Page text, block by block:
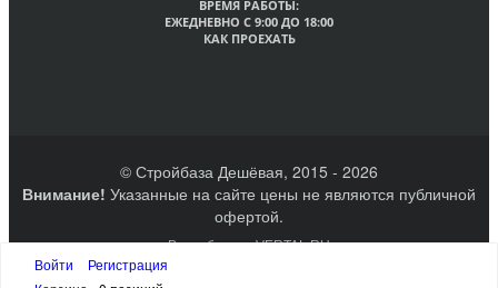
ВРЕМЯ РАБОТЫ:
ЕЖЕДНЕВНО С 9:00 ДО 18:00
КАК ПРОЕХАТЬ
© Стройбаза Дешёвая, 2015 - 2026
Внимание! Указанные на сайте цены не являются публичной
офертой.
Разработано VERTAL.RU
Создание сайтов Великий Новгород
Войти
Регистрация